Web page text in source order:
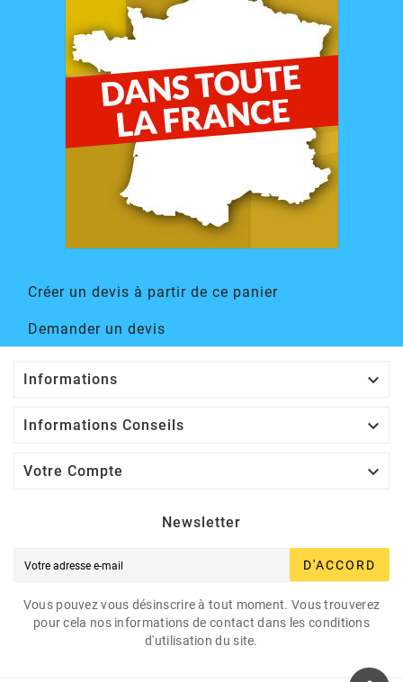
Créer un devis à partir de ce panier
Demander un devis
Informations 
Informations Conseils 
Votre Compte 
Newsletter
D'ACCORD
Vous pouvez vous désinscrire à tout moment. Vous trouverez
pour cela nos informations de contact dans les conditions
d'utilisation du site.